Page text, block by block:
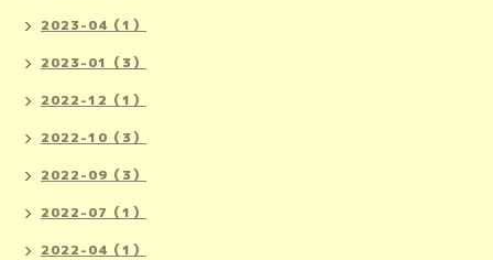
2023-04（1）
2023-01（3）
2022-12（1）
2022-10（3）
2022-09（3）
2022-07（1）
2022-04（1）